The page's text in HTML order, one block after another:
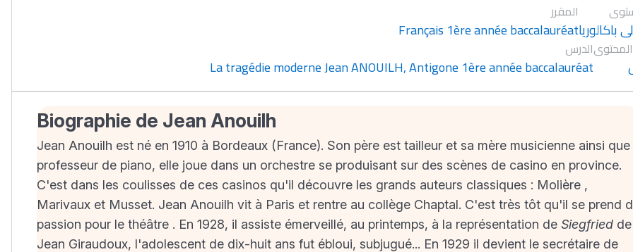
باكالوريا
المقرر
Français 1ère année baccalauréat
الدرس
La tragédie moderne Jean ANOUILH, Antigone 1ère année baccalauréat
Biographie de Jean Anouilh
Jean Anouilh est né en 1910 à Bordeaux (France). Son père est tailleur et sa mère musicienne ainsi que
professeur de piano, elle joue dans un orchestre se produisant sur des scènes de casino en province.
C'est dans les coulisses de ces casinos qu'il découvre les grands auteurs classiques : Molière ,
Marivaux et Musset. Jean Anouilh vit à Paris et rentre au collège Chaptal. C'est très tôt qu'il se prend
passion pour le théâtre . En 1928, il assiste émerveillé, au printemps, à la représentation de Siegfried de
Jean Giraudoux, l'adolescent de dix-huit ans fut ébloui, subjugué... En 1929 il devient le secrétaire de